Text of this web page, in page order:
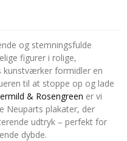
og stemningsfulde
figurer i rolige,
formidler en
til at stoppe op og lade
& Rosengreen er vi
Neuparts plakater, der
udtryk – perfekt for
dybde.